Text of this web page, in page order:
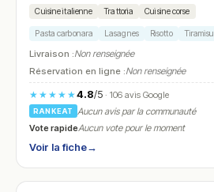
Cuisine italienne Trattoria Cuisine corse
Pasta carbonara Lasagnes Risotto Tiramisu
Livraison :Non renseignée
Réservation en ligne :Non renseignée
★★★★★4.8/5· 106 avis Google
RANKEAT
Aucun avis par la communauté
Vote rapideAucun vote pour le moment
Voir la fiche→